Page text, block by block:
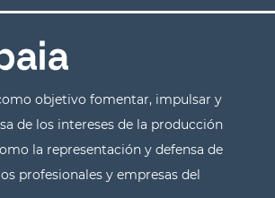
objetivo fomentar, impulsar y
de los intereses de la producción
la representación y defensa de
profesionales y empresas del